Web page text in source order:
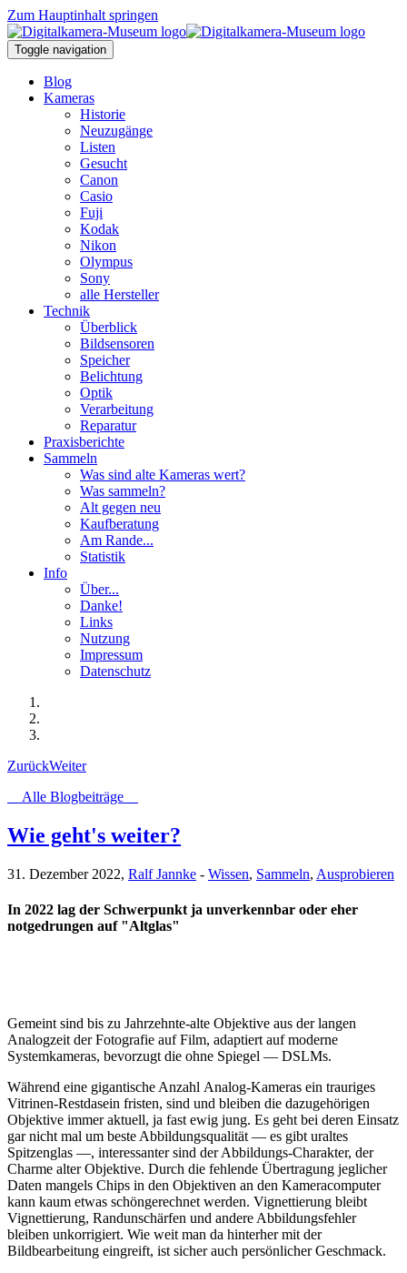
Zum Hauptinhalt springen
Toggle navigation
Blog
Kameras
Historie
Neuzugänge
Listen
Gesucht
Canon
Casio
Fuji
Kodak
Nikon
Olympus
Sony
alle Hersteller
Technik
Überblick
Bildsensoren
Speicher
Belichtung
Optik
Verarbeitung
Reparatur
Praxisberichte
Sammeln
Was sind alte Kameras wert?
Was sammeln?
Alt gegen neu
Kaufberatung
Am Rande...
Statistik
Info
Über...
Danke!
Links
Nutzung
Impressum
Datenschutz
ZurückWeiter
Alle Blogbeiträge
Wie geht's weiter?
31. Dezember 2022, Ralf Jannke - Wissen, Sammeln, Ausprobieren
In 2022 lag der Schwerpunkt ja unverkennbar oder eher
notgedrungen auf "Altglas"
Gemeint sind bis zu Jahrzehnte-alte Objektive aus der langen
Analogzeit der Fotografie auf Film, adaptiert auf moderne
Systemkameras, bevorzugt die ohne Spiegel — DSLMs.
Während eine gigantische Anzahl Analog-Kameras ein trauriges
Vitrinen-Restdasein fristen, sind und bleiben die dazugehörigen
Objektive immer aktuell, ja fast ewig jung. Es geht bei deren Einsatz
gar nicht mal um beste Abbildungsqualität — es gibt uraltes
Spitzenglas —, interessanter sind der Abbildungs-Charakter, der
Charme alter Objektive. Durch die fehlende Übertragung jeglicher
Daten mangels Chips in den Objektiven an den Kameracomputer
kann kaum etwas schöngerechnet werden. Vignettierung bleibt
Vignettierung, Randunschärfen und andere Abbildungsfehler
bleiben unkorrigiert. Wie weit man da hinterher mit der
Bildbearbeitung eingreift, ist sicher auch persönlicher Geschmack.